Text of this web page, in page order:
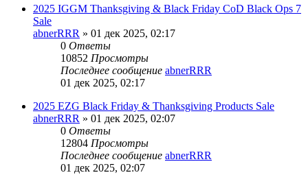
2025 IGGM Thanksgiving & Black Friday CoD Black Ops 7
Sale
abnerRRR » 01 дек 2025, 02:17
0 Ответы
10852 Просмотры
Последнее сообщение abnerRRR
01 дек 2025, 02:17
2025 EZG Black Friday & Thanksgiving Products Sale
abnerRRR » 01 дек 2025, 02:07
0 Ответы
12804 Просмотры
Последнее сообщение abnerRRR
01 дек 2025, 02:07